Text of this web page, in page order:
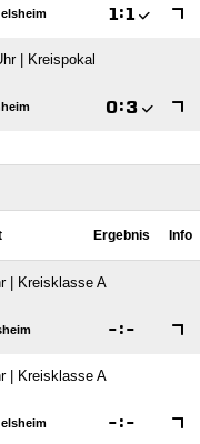
 :
| Kreispokal
:
Ergebnis Info
| Kreisklasse A
:
| Kreisklasse A
: